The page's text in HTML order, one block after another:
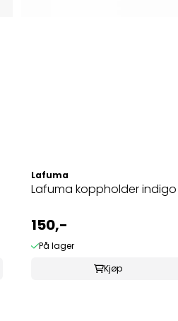
Lafuma
Lafuma koppholder indigo
150,-
På lager
Kjøp